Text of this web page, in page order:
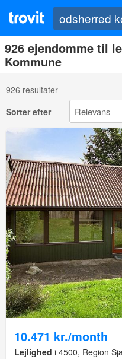
926 ejendomme til
Kommune
926 resultater
Sorter efter
10.471 kr./month
Lejlighed i 4500, Region